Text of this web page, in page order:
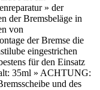
» der
der Bremsbeläge in
von
der Bremse die
eingestrichen
für den Einsatz
35ml » ACHTUNG:
und des